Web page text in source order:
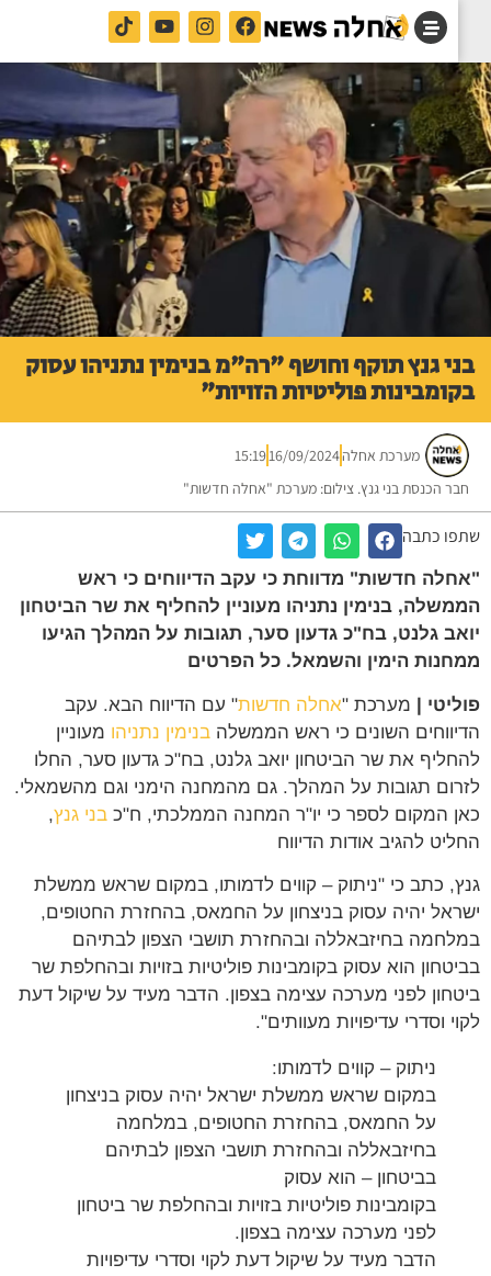
גנץ תוקף וחושף "רה"מ בנימין נתניהו עסוק
פוליטיות הזויות"
מערכת אחלה 16/09/2024
15:19
הכנסת בני גנץ. צילום: מערכת "אחלה חדשות"
כתבה
חדשות" מדווחת כי עקב הדיווחים כי ראש
בנימין נתניהו מעוניין להחליף את שר הביטחון
גלנט, בח"כ גדעון סער, תגובות על המהלך הגיעו
הימין והשמאל. כל הפרטים
|מערכת "אחלה חדשות" עם הדיווח הבא. עקב
השונים כי ראש הממשלהבנימין נתניהומעוניין
את שר הביטחון יואב גלנט, בח"כ גדעון סער, החלו
תגובות על המהלך. גם מהמחנה הימני וגם מהשמאלי.
המקום לספר כי יו"ר המחנה הממלכתי, ח"כ בני גנץ,
להגיב אודות הדיווח
כתב כי "ניתוק – קווים לדמותו, במקום שראש ממשלת
יהיה עסוק בניצחון על החמאס, בהחזרת החטופים,
בחיזבאללה ובהחזרת תושבי הצפון לבתיהם
הוא עסוק בקומבינות פוליטיות בזויות ובהחלפת שר
לפני מערכה עצימה בצפון. הדבר מעיד על שיקול דעת
וסדרי עדיפויות מעוותים".
ניתוק – קווים לדמותו:
במקום שראש ממשלת ישראל יהיה עסוק בניצחון
על החמאס, בהחזרת החטופים, במלחמה
בחיזבאללה ובהחזרת תושבי הצפון לבתיהם
בביטחון – הוא עסוק
בקומבינות פוליטיות בזויות ובהחלפת שר ביטחון
לפני מערכה עצימה בצפון.
הדבר מעיד על שיקול דעת לקוי וסדרי עדיפויות